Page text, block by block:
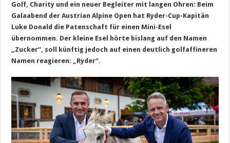
Golf, Charity und ein neuer Begleiter mit langen Ohren: Beim
Galaabend der Austrian Alpine Open hat Ryder-Cup-Kapitän
Luke Donald die Patenschaft für einen Mini-Esel
übernommen. Der kleine Esel hörte bislang auf den Namen
„Zucker“, soll künftig jedoch auf einen deutlich golfaffineren
Namen reagieren: „Ryder“.